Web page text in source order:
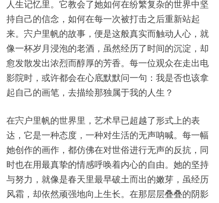
人生记忆里。它教会了她如何在纷繁复杂的世界中坚
持自己的信念，如何在每一次被打击之后重新站起
来。宍户里帆的故事，便是这般真实而触动人心，就
像一杯岁月浸泡的老酒，虽然经历了时间的沉淀，却
愈发散发出浓烈而醇厚的芳香。每一位观众在走出电
影院时，或许都会在心底默默问一句：我是否也该拿
起自己的画笔，去描绘那独属于我的人生？
在宍户里帆的世界里，艺术早已超越了形式上的表
达，它是一种态度，一种对生活的无声呐喊。每一幅
她创作的画作，都仿佛在对世俗进行无声的反抗，同
时也在用最真挚的情感呼唤着内心的自由。她的坚持
与努力，就像是春天里最早破土而出的嫩芽，虽经历
风霜，却依然顽强地向上生长。在那层层叠叠的阴影